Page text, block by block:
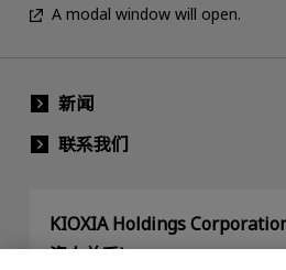
A modal window will open.
新闻
联系我们
KIOXIA Holdings
资人关系)